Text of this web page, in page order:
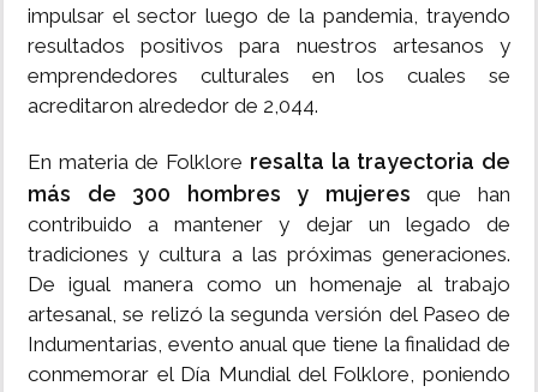
impulsar el sector luego de la pandemia, trayendo
resultados positivos para nuestros artesanos y
emprendedores culturales en los cuales se
acreditaron alrededor de 2,044.
En materia de Folklore resalta la trayectoria de
más de 300 hombres y mujeresque han
contribuido a mantener y dejar un legado de
tradiciones y cultura a las próximas generaciones.
De igual manera como un homenaje al trabajo
artesanal, se relizó la segunda versión del Paseo de
Indumentarias, evento anual que tiene la finalidad de
conmemorar el Día Mundial del Folklore, poniendo